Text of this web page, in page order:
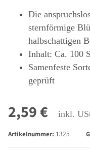
Die
sternförmige
halbschattigen
Inhalt: Ca. 100
Samenfeste
geprüft
2,59 € inkl.
Artikelnummer: 1325